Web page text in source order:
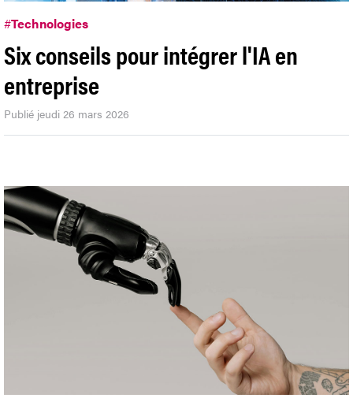
#Technologies
Six conseils pour intégrer l'IA en
entreprise
Publié jeudi 26 mars 2026